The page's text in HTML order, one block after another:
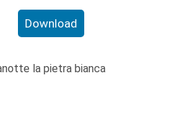
Download
la pietra bianca